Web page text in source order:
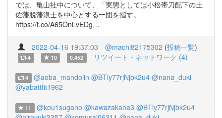
では、亀山社中について、「実態としては小松帯刀配下の土
佐藩脱藩浪士を中心とする一団を指す。
https://t.co/A65OnLvEDg…
2022-04-16 19:37:03 @machi82175302 (投稿一覧)
4 10 0.452 リツイート・ネットワーク (4)
4 @aoba_mandolin @BTiy77rjNjbk2u4 @nana_duki
@yabattfit1962
11 @kou1sugano @kawazakana3 @BTiy77rjNjbk2u4